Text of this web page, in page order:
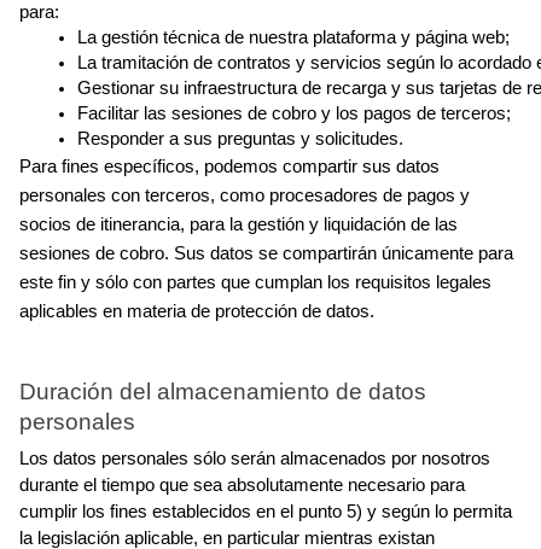
para:
La gestión técnica de nuestra plataforma y página web;
La tramitación de contratos y servicios según lo acordado
Gestionar su infraestructura de recarga y sus tarjetas de
Facilitar las sesiones de cobro y los pagos de terceros;
Responder a sus preguntas y solicitudes.
Para fines específicos, podemos compartir sus datos
personales con terceros, como procesadores de pagos y
socios de itinerancia, para la gestión y liquidación de las
sesiones de cobro. Sus datos se compartirán únicamente para
este fin y sólo con partes que cumplan los requisitos legales
aplicables en materia de protección de datos.
Duración del almacenamiento de datos
personales
Los datos personales sólo serán almacenados por nosotros
durante el tiempo que sea absolutamente necesario para
cumplir los fines establecidos en el punto 5) y según lo permita
la legislación aplicable, en particular mientras existan